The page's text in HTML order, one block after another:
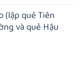
(lập quẻ Tiên
và quẻ Hậu